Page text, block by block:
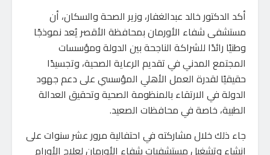
أكد الدكتور خالد عبدالغفار، وزير الصحة والسكان، أن
مستشفى شفاء الأورمان بمحافظة الأقصر يُعد نموذجًا
وطنيًا رائدًا للشراكة الناجحة بين الدولة ومؤسسات
المجتمع المدني في تقديم الرعاية الصحية، وتجسيدًا
حقيقيًا لقدرة العمل الأهلي المؤسسي على دعم جهود
الدولة في الارتقاء بالمنظومة الصحية وتحقيق العدالة
الطبية، خاصة في محافظات الصعيد.
جاء ذلك خلال مشاركته في احتفالية مرور عشر سنوات على
إنشاء وتشغيل مستشفيات شفاء الأورمان لعلاج الأورام